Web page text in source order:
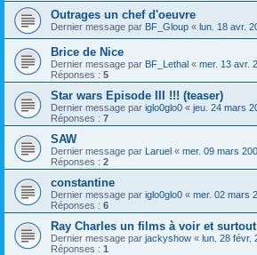
Outrages un chef d'oeuvre
Dernier message par BF_Gloup « lun. 18 avr.
Brice de Nice
Dernier message par BF_Lethal « mer. 13 avr.
Réponses : 5
Star wars Episode III !!! (teaser)
Dernier message par iglo0glo0 « jeu. 24 mars
Réponses : 7
SAW
Dernier message par Laruel « mer. 09 mars
Réponses : 2
constantine
Dernier message par iglo0glo0 « mer. 02 mars
Réponses : 6
Ray Charles un films à voir et
Dernier message par jackyshow « lun. 28 févr.
Réponses : 1